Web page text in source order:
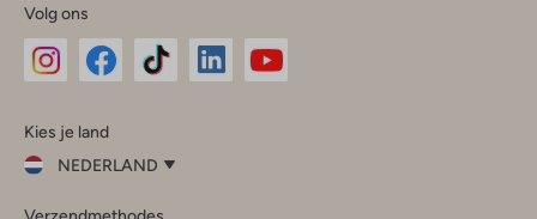
Volg ons
InstagramFacebook
Kies je land
NEDERLAND